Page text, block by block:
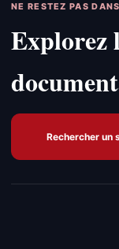
NE RESTEZ PAS
Explorez
Rechercher un